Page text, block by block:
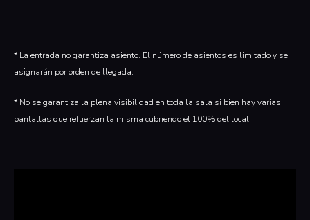
* La entrada no garantiza asiento. El número de asientos es limitado y se
asignarán por orden de llegada.
* No se garantiza la plena visibilidad en toda la sala si bien hay varias
pantallas que refuerzan la misma cubriendo el 100% del local.